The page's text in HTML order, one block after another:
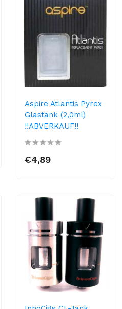
Aspire Atlantis Pyrex
Glastank (2,0ml)
!!ABVERKAUF!!
€4,89